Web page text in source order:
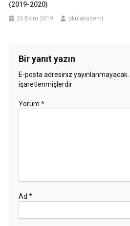
(2019-2020)
26 Ekim 2019 okulakademi
Bir yanıt yazın
E-posta adresiniz yayınlanmayacak.
işaretlenmişlerdir
Yorum *
Ad *